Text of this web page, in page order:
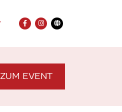
FACEBOOK
INSTAGRAM
Übersetzung
ZUM EVENT